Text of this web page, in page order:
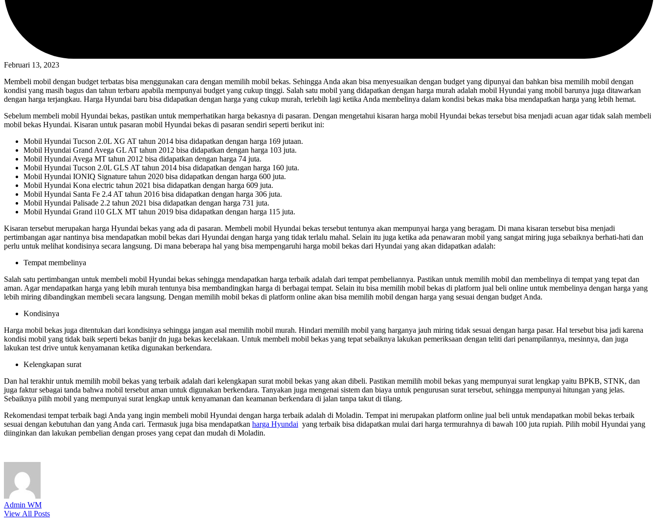
Februari 13, 2023
Membeli mobil dengan budget terbatas bisa menggunakan cara dengan memilih mobil bekas. Sehingga Anda akan bisa menyesuaikan dengan budget yang dipunyai dan bahkan bisa memilih mobil dengan
kondisi yang masih bagus dan tahun terbaru apabila mempunyai budget yang cukup tinggi. Salah satu mobil yang didapatkan dengan harga murah adalah mobil Hyundai yang mobil barunya juga ditawarkan
dengan harga terjangkau. Harga Hyundai baru bisa didapatkan dengan harga yang cukup murah, terlebih lagi ketika Anda membelinya dalam kondisi bekas maka bisa mendapatkan harga yang lebih hemat.
Sebelum membeli mobil Hyundai bekas, pastikan untuk memperhatikan harga bekasnya di pasaran. Dengan mengetahui kisaran harga mobil Hyundai bekas tersebut bisa menjadi acuan agar tidak salah membeli
mobil bekas Hyundai. Kisaran untuk pasaran mobil Hyundai bekas di pasaran sendiri seperti berikut ini:
Mobil Hyundai Tucson 2.0L XG AT tahun 2014 bisa didapatkan dengan harga 169 jutaan.
Mobil Hyundai Grand Avega GL AT tahun 2012 bisa didapatkan dengan harga 103 juta.
Mobil Hyundai Avega MT tahun 2012 bisa didapatkan dengan harga 74 juta.
Mobil Hyundai Tucson 2.0L GLS AT tahun 2014 bisa didapatkan dengan harga 160 juta.
Mobil Hyundai IONIQ Signature tahun 2020 bisa didapatkan dengan harga 600 juta.
Mobil Hyundai Kona electric tahun 2021 bisa didapatkan dengan harga 609 juta.
Mobil Hyundai Santa Fe 2.4 AT tahun 2016 bisa didapatkan dengan harga 306 juta.
Mobil Hyundai Palisade 2.2 tahun 2021 bisa didapatkan dengan harga 731 juta.
Mobil Hyundai Grand i10 GLX MT tahun 2019 bisa didapatkan dengan harga 115 juta.
Kisaran tersebut merupakan harga Hyundai bekas yang ada di pasaran. Membeli mobil Hyundai bekas tersebut tentunya akan mempunyai harga yang beragam. Di mana kisaran tersebut bisa menjadi
pertimbangan agar nantinya bisa mendapatkan mobil bekas dari Hyundai dengan harga yang tidak terlalu mahal. Selain itu juga ketika ada penawaran mobil yang sangat miring juga sebaiknya berhati-hati dan
perlu untuk melihat kondisinya secara langsung. Di mana beberapa hal yang bisa mempengaruhi harga mobil bekas dari Hyundai yang akan didapatkan adalah:
Tempat membelinya
Salah satu pertimbangan untuk membeli mobil Hyundai bekas sehingga mendapatkan harga terbaik adalah dari tempat pembeliannya. Pastikan untuk memilih mobil dan membelinya di tempat yang tepat dan
aman. Agar mendapatkan harga yang lebih murah tentunya bisa membandingkan harga di berbagai tempat. Selain itu bisa memilih mobil bekas di platform jual beli online untuk membelinya dengan harga yang
lebih miring dibandingkan membeli secara langsung. Dengan memilih mobil bekas di platform online akan bisa memilih mobil dengan harga yang sesuai dengan budget Anda.
Kondisinya
Harga mobil bekas juga ditentukan dari kondisinya sehingga jangan asal memilih mobil murah. Hindari memilih mobil yang harganya jauh miring tidak sesuai dengan harga pasar. Hal tersebut bisa jadi karena
kondisi mobil yang tidak baik seperti bekas banjir dn juga bekas kecelakaan. Untuk membeli mobil bekas yang tepat sebaiknya lakukan pemeriksaan dengan teliti dari penampilannya, mesinnya, dan juga
lakukan test drive untuk kenyamanan ketika digunakan berkendara.
Kelengkapan surat
Dan hal terakhir untuk memilih mobil bekas yang terbaik adalah dari kelengkapan surat mobil bekas yang akan dibeli. Pastikan memilih mobil bekas yang mempunyai surat lengkap yaitu BPKB, STNK, dan
juga faktur sebagai tanda bahwa mobil tersebut aman untuk digunakan berkendara. Tanyakan juga mengenai sistem dan biaya untuk pengurusan surat tersebut, sehingga mempunyai hitungan yang jelas.
Sebaiknya pilih mobil yang mempunyai surat lengkap untuk kenyamanan dan keamanan berkendara di jalan tanpa takut di tilang.
Rekomendasi tempat terbaik bagi Anda yang ingin membeli mobil Hyundai dengan harga terbaik adalah di Moladin. Tempat ini merupakan platform online jual beli untuk mendapatkan mobil bekas terbaik
sesuai dengan kebutuhan dan yang Anda cari. Termasuk juga bisa mendapatkan harga Hyundai yang terbaik bisa didapatkan mulai dari harga termurahnya di bawah 100 juta rupiah. Pilih mobil Hyundai yang
diinginkan dan lakukan pembelian dengan proses yang cepat dan mudah di Moladin.
Admin WM
View All Posts